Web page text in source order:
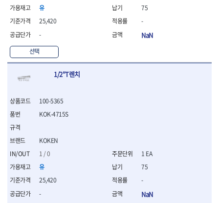
- 양구스패너
- 라쳇옵셋렌치
- 콤비네이션렌치세트
- 플레어너트렌치
- 양구스패너세트
- 라쳇콤비네이션렌치세
- 몽키스패너
- 라쳇렌치
- 멀티플라이어
- 미니라쳇세트
- 기타
- 라쳇 드라이버
- 라쳇스패너
유
25,420
-
선택
75
-
NaN
1/2"T렌치
100-5365
KOKEN
1 / 0
유
25,420
-
KOK-4715S
1 EA
75
-
NaN